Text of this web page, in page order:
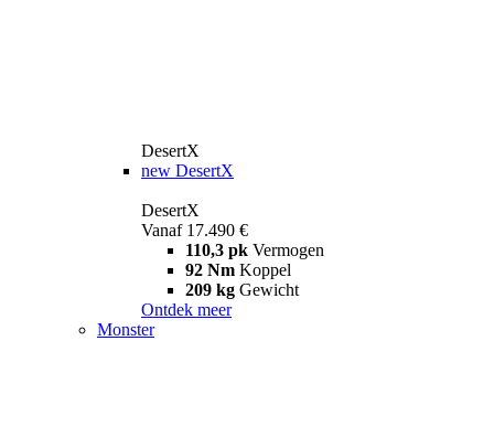
DesertX
new DesertX
DesertX
Vanaf 17.490 €
110,3 pk Vermogen
92 Nm Koppel
209 kg Gewicht
Ontdek meer
Monster